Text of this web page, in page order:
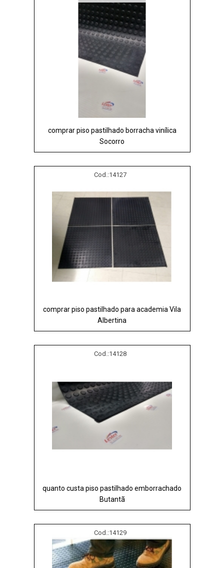
comprar piso pastilhado borracha vinílica
Socorro
Cod.:14127
comprar piso pastilhado para academia Vila
Albertina
Cod.:14128
quanto custa piso pastilhado emborrachado
Butantã
Cod.:14129